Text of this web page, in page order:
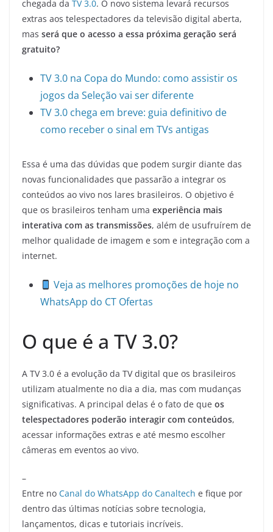
chegada da TV 3.0. O novo sistema levará recursos
extras aos telespectadores da televisão digital aberta,
mas será que o acesso a essa próxima geração será
gratuito?
TV 3.0 na Copa do Mundo: como assistir os
jogos da Seleção vai ser diferente
TV 3.0 chega em breve: guia definitivo de
como receber o sinal em TVs antigas
Essa é uma das dúvidas que podem surgir diante das
novas funcionalidades que passarão a integrar os
conteúdos ao vivo nos lares brasileiros. O objetivo é
que os brasileiros tenham uma experiência mais
interativa com as transmissões, além de usufruírem de
melhor qualidade de imagem e som e integração com a
internet.
Veja as melhores promoções de hoje no
WhatsApp do CT Ofertas
O que é a TV 3.0?
A TV 3.0 é a evolução da TV digital que os brasileiros
utilizam atualmente no dia a dia, mas com mudanças
significativas. A principal delas é o fato de que os
telespectadores poderão interagir com conteúdos,
acessar informações extras e até mesmo escolher
câmeras em eventos ao vivo.
–
Entre no Canal do WhatsApp do Canaltech e fique por
dentro das últimas notícias sobre tecnologia,
lançamentos, dicas e tutoriais incríveis.